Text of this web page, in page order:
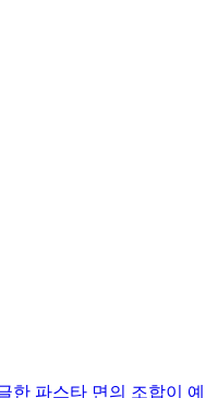
한 파스타 면의 조합이 예